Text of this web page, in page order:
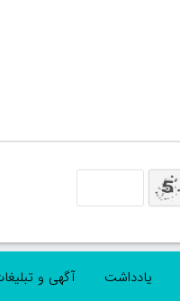
یادداشت آگهی و